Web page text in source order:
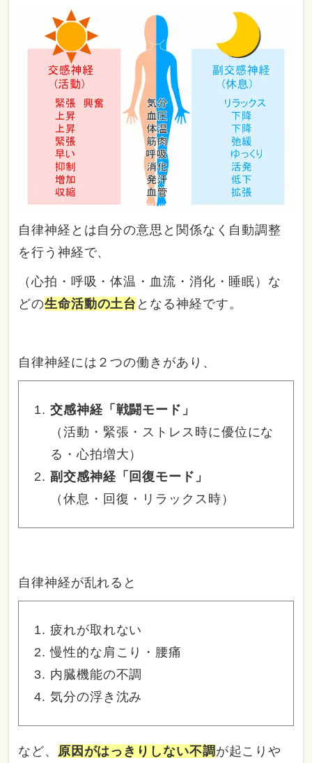
自律神経とは自分の意思と関係なく自動調整
を行う神経で、
（心拍・呼吸・体温・血流・消化・睡眠）な
どの生命活動の土台 となる神経です。
自律神経には２つの働きがあり、
交感神経「戦闘モード」
（活動・緊張・ストレス時に優位にな
る・心拍増大）
副交感神経「回復モード」
（休息・回復・リラックス時）
自律神経が乱れると
疲れが取れない
慢性的な肩こり・腰痛
内臓機能の不調
気分の浮き沈み
など、 原因がはっきりしない不調 が起こりや